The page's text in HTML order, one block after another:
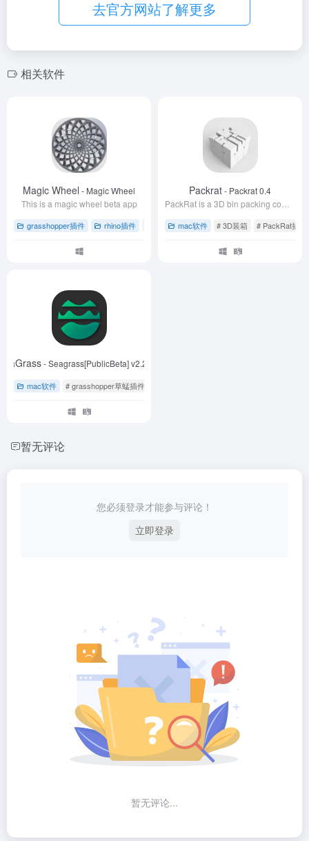
去官方网站了解更多
相关软件
Magic Wheel - Magic Wheel
This is a magic wheel beta app
grasshopper插件 rhino插件 # grasshopper草蜢插件 # rhino犀牛软件 #
Packrat- Packrat 0.4
mac软件 # 3D装箱 # PackRat插件
- Seagrass[PublicBeta] v2.2.7.4
mac软件 # grasshopper草蜢插件
暂无评论
您必须登录才能参与评论！
立即登录
暂无评论...